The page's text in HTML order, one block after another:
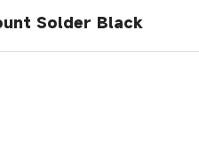
Solder Black